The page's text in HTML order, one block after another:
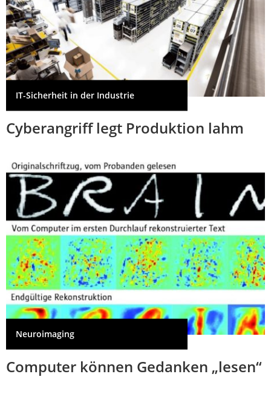
IT-Sicherheit in der Industrie
Cyberangriff legt Produktion lahm
Neuroimaging
Computer können Gedanken „lesen“